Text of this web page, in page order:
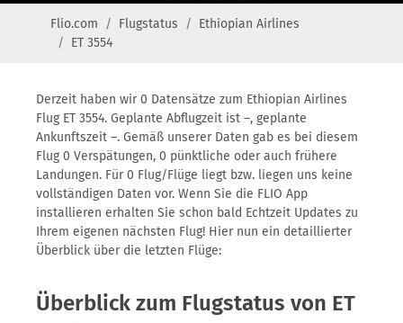
Flio.com Flugstatus
Ethiopian Airlines
ET 3554
Derzeit haben wir 0 Datensätze zum Ethiopian Airlines
Flug ET 3554. Geplante Abflugzeit ist –, geplante
Ankunftszeit –. Gemäß unserer Daten gab es bei diesem
Flug 0 Verspätungen, 0 pünktliche oder auch frühere
Landungen. Für 0 Flug/Flüge liegt bzw. liegen uns keine
vollständigen Daten vor. Wenn Sie die FLIO App
installieren erhalten Sie schon bald Echtzeit Updates zu
Ihrem eigenen nächsten Flug! Hier nun ein detaillierter
Überblick über die letzten Flüge:
Überblick zum Flugstatus von ET